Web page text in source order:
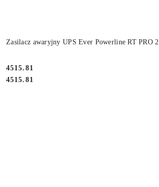
Zasilacz awaryjny UPS Ever Powerline RT PRO
Cena:
4515.81
Cena:
4515.81